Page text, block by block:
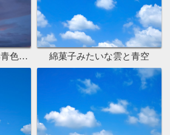
夕焼けの光が照らす群青色の空 綿菓子みたいな雲と青空